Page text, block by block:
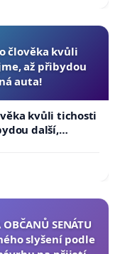
člověka kvůli
až přibydou
auta!
kvůli tichosti
další,
SENÁTU
slyšení podle